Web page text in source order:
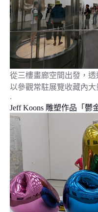
從三樓畫廊空間出發，
以參觀常駐展覽收藏內大
.
Jeff Koons 雕塑作品「鬱